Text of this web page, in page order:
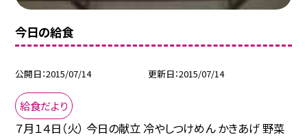
今日の給食
公開日 2015/07/14 更新日 2015/07/14
給食だより
７月１４日（火） 今日の献立 冷やしつけめん かきあげ 野菜